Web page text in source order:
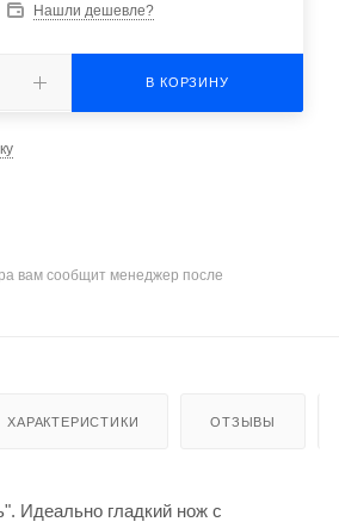
Нашли дешевле?
В КОРЗИНУ
вам сообщит менеджер после
ХАРАКТЕРИСТИКИ ОТЗЫВЫ
Идеально гладкий нож с